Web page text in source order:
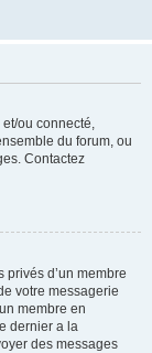
et/ou connecté,
du forum, ou
Contactez
d’un membre
votre messagerie
membre en
dernier a la
des messages